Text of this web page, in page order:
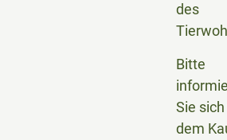
des
Bitte
Sie
dem